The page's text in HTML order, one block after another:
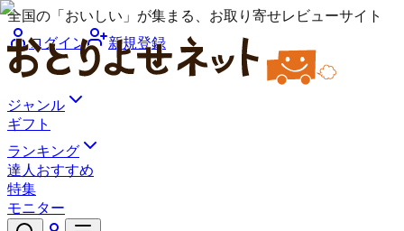
全国の「おいしい」が集まる、お取り寄せレビューサイト
ログイン
新規登録
ジャンル
ギフト
ランキング
達人おすすめ
特集
モニター